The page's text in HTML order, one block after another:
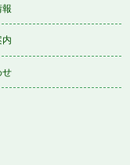
報
内
せ